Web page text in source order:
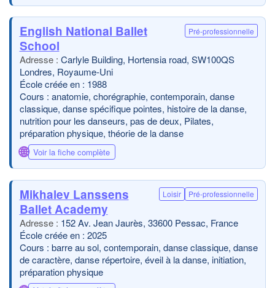
English National Ballet
School
Pré-professionnelle
Carlyle Building, Hortensia road, SW100QS
Londres, Royaume-Uni
École créée en : 1988
Cours : anatomie, chorégraphie, contemporain, danse
classique, danse spécifique pointes, histoire de la danse,
nutrition pour les danseurs, pas de deux, Pilates,
préparation physique, théorie de la danse
🌐 Voir la fiche complète
Mikhalev Lanssens
Ballet Academy
Loisir Pré-professionnelle
152 Av. Jean Jaurès, 33600 Pessac, France
École créée en : 2025
Cours : barre au sol, contemporain, danse classique, danse
de caractère, danse répertoire, éveil à la danse, initiation,
préparation physique